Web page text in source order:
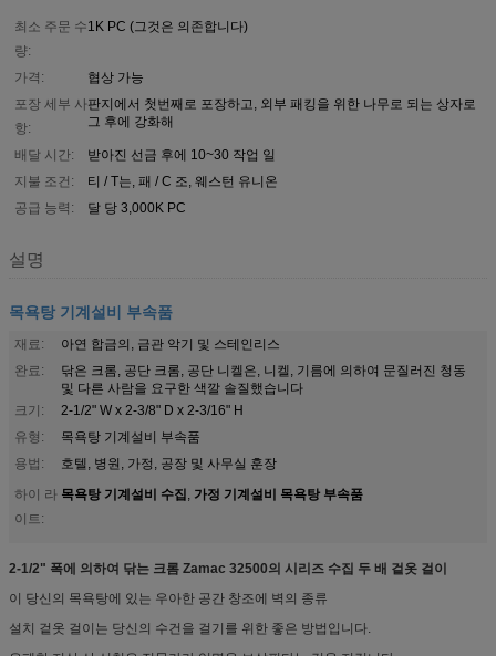
최소 주문 수
량:
1K PC (그것은 의존합니다)
가격:
협상 가능
포장 세부 사
항:
판지에서 첫번째로 포장하고, 외부 패킹을 위한 나무로 되는 상자로
그 후에 강화해
배달 시간:
받아진 선금 후에 10~30 작업 일
지불 조건:
티 / T는, 패 / C 조, 웨스턴 유니온
공급 능력:
달 당 3,000K PC
설명
목욕탕 기계설비 부속품
재료:
아연 합금의, 금관 악기 및 스테인리스
완료:
닦은 크롬, 공단 크롬, 공단 니켈은, 니켈, 기름에 의하여 문질러진 청동
및 다른 사람을 요구한 색깔 솔질했습니다
크기:
2-1/2" W x 2-3/8" D x 2-3/16" H
유형:
목욕탕 기계설비 부속품
용법:
호텔, 병원, 가정, 공장 및 사무실 훈장
하이 라
이트:
목욕탕 기계설비 수집, 가정 기계설비 목욕탕 부속품
2-1/2" 폭에 의하여 닦는 크롬 Zamac 32500의 시리즈 수집 두 배 겉옷 걸이
이 당신의 목욕탕에 있는 우아한 공간 창조에 벽의 종류
설치 겉옷 걸이는 당신의 수건을 걸기를 위한 좋은 방법입니다.